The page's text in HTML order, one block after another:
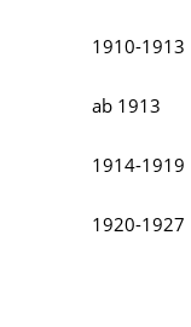
1910-1913
ab 1913
1914-1919
1920-1927